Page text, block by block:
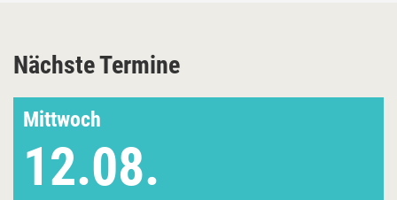
Nächste Termine
Mittwoch
12.08.